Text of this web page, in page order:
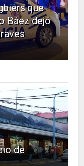
que
Báez dejó
de